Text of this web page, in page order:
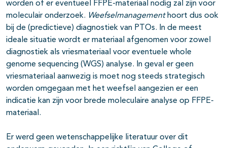
worden of er eventueel FFPE-materiaal nodig zal zijn voor
moleculair onderzoek. Weefselmanagementhoort dus ook
bij de (predictieve) diagnostiek van PTOs. In de meest
ideale situatie wordt er materiaal afgenomen voor zowel
diagnostiek als vriesmateriaal voor eventuele whole
genome sequencing (WGS) analyse. In geval er geen
vriesmateriaal aanwezig is moet nog steeds strategisch
worden omgegaan met het weefsel aangezien er een
indicatie kan zijn voor brede moleculaire analyse op FFPE-
materiaal.
Er werd geen wetenschappelijke literatuur over dit